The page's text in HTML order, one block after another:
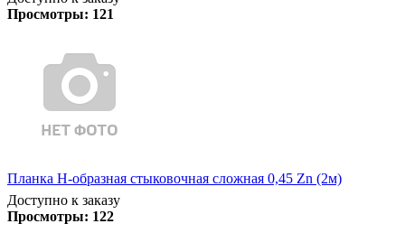
Просмотры: 121
Планка Н-образная стыковочная сложная 0,45 Zn (2м)
Доступно к заказу
Просмотры: 122